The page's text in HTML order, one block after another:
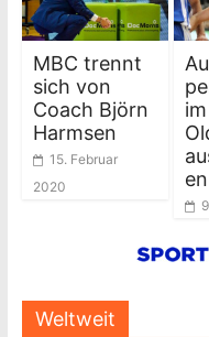
MBC trennt
sich von
Coach Björn
Harmsen
15. Februar
2020
en
Weltweit